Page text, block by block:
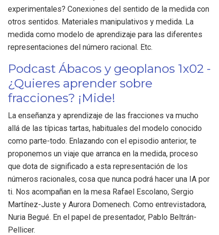
experimentales? Conexiones del sentido de la medida con
otros sentidos. Materiales manipulativos y medida. La
medida como modelo de aprendizaje para las diferentes
representaciones del número racional. Etc.
Podcast Ábacos y geoplanos 1x02 -
¿Quieres aprender sobre
fracciones? ¡Mide!
La enseñanza y aprendizaje de las fracciones va mucho
allá de las típicas tartas, habituales del modelo conocido
como parte-todo. Enlazando con el episodio anterior, te
proponemos un viaje que arranca en la medida, proceso
que dota de significado a esta representación de los
números racionales, cosa que nunca podrá hacer una IA por
ti. Nos acompañan en la mesa Rafael Escolano, Sergio
Martínez-Juste y Aurora Domenech. Como entrevistadora,
Nuria Begué. En el papel de presentador, Pablo Beltrán-
Pellicer.